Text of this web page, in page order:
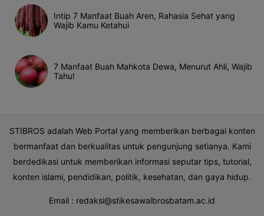
Intip 7 Manfaat Buah Aren, Rahasia Sehat yang
Wajib Kamu Ketahui
7 Manfaat Buah Mahkota Dewa, Menurut Ahli, Wajib
Tahu!
STIBROS adalah Web Portal yang memberikan berbagai konten
bermanfaat dan berkualitas untuk pengunjung setianya. Kami
berdedikasi untuk memberikan informasi seputar tips, tutorial,
konten islami, pendidikan, politik, kesehatan, dan gaya hidup.
Email : redaksi@stikesawalbrosbatam.ac.id